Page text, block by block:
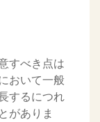
すべき点は
おいて一般
するにつれ
がありま